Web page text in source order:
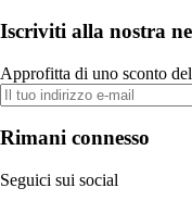
Iscriviti alla nostra
Approfitta di uno sconto
Rimani connesso
Seguici sui social